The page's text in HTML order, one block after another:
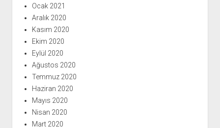
Ocak 2021
Aralık 2020
Kasım 2020
Ekim 2020
Eylül 2020
Ağustos 2020
Temmuz 2020
Haziran 2020
Mayıs 2020
Nisan 2020
Mart 2020